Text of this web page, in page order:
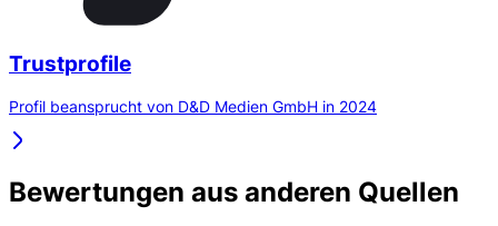
Trustprofile
Profil beansprucht von D&D Medien GmbH in 2024
Bewertungen aus anderen Quellen